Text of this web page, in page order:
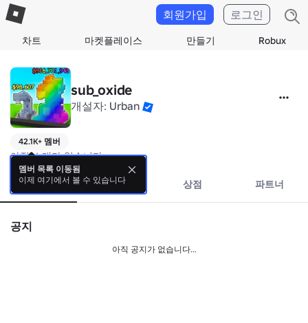
차트 마켓플레이스 만들기 Robux
회원가입 로그인
sub_oxide
개설자: Urban
42.1K+ 멤버
아직 소개가 없습니다.
소개 이벤트 상점 파트너
공지
아직 공지가 없습니다...
멤버 목록 이동됨
이제 여기에서 볼 수 있습니다